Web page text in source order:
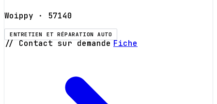
Woippy · 57140
ENTRETIEN ET RÉPARATION AUTO
// Contact sur demande Fiche